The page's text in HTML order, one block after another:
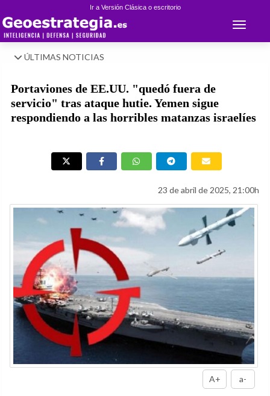
Ir a Versión Clásica o escritorio
Toggle
ÚLTIMAS NOTICIAS
Portaviones de EE.UU. "quedó fuera de
servicio" tras ataque hutie. Yemen sigue
respondiendo a las horribles matanzas israelíes
23 de abril de 2025, 21:00h
A+ a-